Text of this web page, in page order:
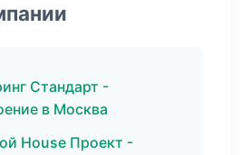
Стандарт -
в Москва
House Проект -